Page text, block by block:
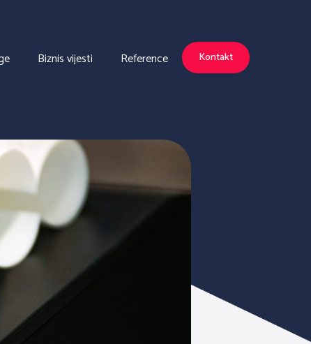
Biznis vijesti Reference Kontakt